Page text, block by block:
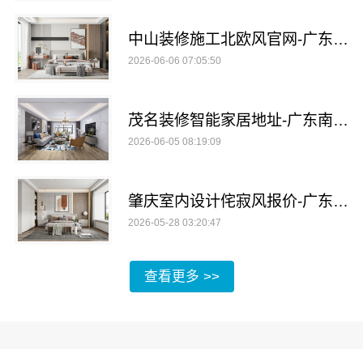
中山装修施工北欧风官网-广东南洋利华家居建材有限公司
2026-06-06 07:05:50
茂名装修智能家居地址-广东南洋利华家居建材有限公司
2026-06-05 08:19:09
肇庆室内设计侘寂风报价-广东南洋利华家居建材有限公司
2026-05-28 03:20:47
查看更多 >>